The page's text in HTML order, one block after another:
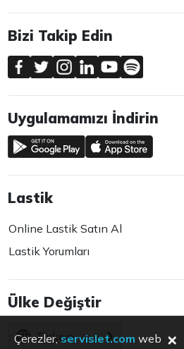
Bizi Takip Edin
Uygulamamızı İndirin
Lastik
Online Lastik Satın Al
Lastik Yorumları
Ülke Değiştir
Türkiye
Çerezler, servislet.com web ×